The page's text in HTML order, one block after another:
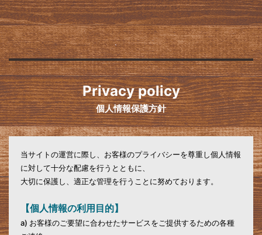
Privacy policy
個人情報保護方針
当サイトの運営に際し、お客様のプライバシーを尊重し個人情報
に対して十分な配慮を行うとともに、
大切に保護し、適正な管理を行うことに努めております。
【個人情報の利用目的】
a) お客様のご要望に合わせたサービスをご提供するための各種